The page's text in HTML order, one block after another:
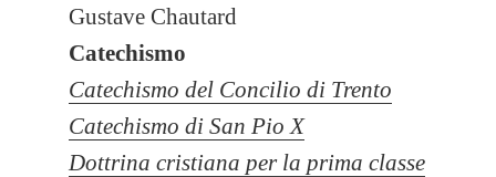
Gustave Chautard
Catechismo
Catechismo del Concilio di Trento
Catechismo di San Pio X
Dottrina cristiana per la prima classe